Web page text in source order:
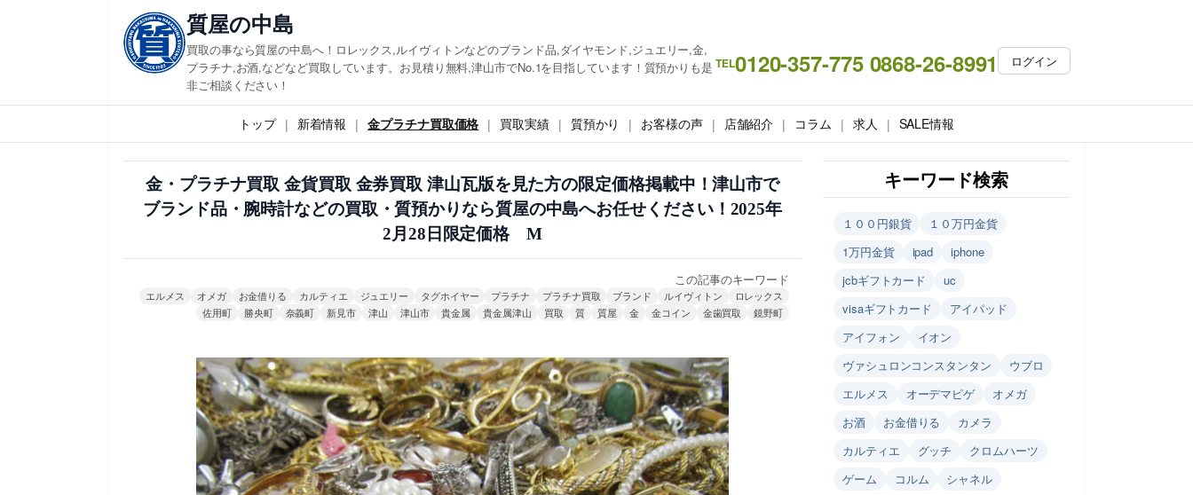
ッ
質屋の中島
買取の事なら質屋の中島へ！ロレックス,ルイヴィトンなどのブランド品,ダイヤモンド,ジュエリー,金,
プラチナ,お酒,などなど買取しています。お見積り無料,津山市でNo.1を目指しています！質預かりも是
非ご相談ください！
TEL0120-357-775 0868-26-8991 ログイン
トップ 新着情報 金プラチナ買取価格 買取実績 質預かり お客様の声 店舗紹介 コラム 求人 SALE情報
金・プラチナ買取 金貨買取 金券買取 津山瓦版を見た方の限定価格掲載中！津山市で
ブランド品・腕時計などの買取・質預かりなら質屋の中島へお任せください！2025年
2月28日限定価格 M
この記事のキーワード
エルメス オメガ お金借りる カルティエ ジュエリー タグホイヤー プラチナ プラチナ買取 ブランド ルイヴィトン
ロレックス
佐用町
勝央町 奈義町 新見市 津山 津山市 貴金属 貴金属津山 買取 質 質屋 金 金コイン 金歯買取 鏡野町
キーワード検索
１００円銀貨
１０万円金貨
1万円金貨
ipad
iphone
jcbギフトカード
uc
visaギフトカード
アイパッド
アイフォン
イオン
ヴァシュロンコンスタンタン
ウブロ
エルメス
オーデマピゲ
オメガ
お酒
お金借りる
カメラ
カルティエ
グッチ
クロムハーツ
ゲーム
コルム
シャネル